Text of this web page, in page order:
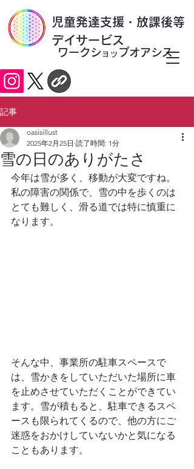
​児童発達支援・放課後等
デイサービス
ワークシ ョッ プオアシス
記事
雪の日のありがたさ
oasisillust
2025年2月25日 読了時間: 1分
今年は雪が多く、移動が大変ですね。
私の障害の関係で、雪の中を歩くのは
とても難しく、滑る道では特に慎重に
なります。
そんな中、事業所の駐車スペースで
は、雪かきをしていただいた場所に車
を止めさせていただくことができてい
ます。雪が積もると、駐車できるスペ
ースも限られてくるので、他の方にご
迷惑をおかけしていないかと気になる
こともあります。